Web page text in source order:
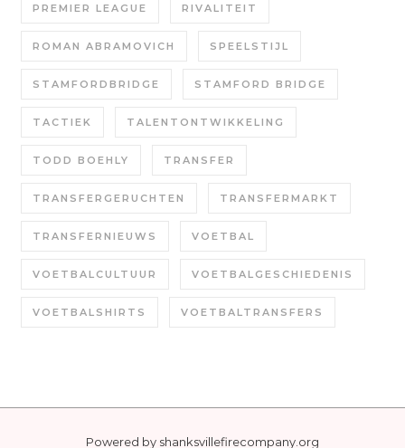
PREMIER LEAGUE RIVALITEIT
ROMAN ABRAMOVICH SPEELSTIJL
STAMFORDBRIDGE STAMFORD BRIDGE
TACTIEK TALENTONTWIKKELING
TODD BOEHLY TRANSFER
TRANSFERGERUCHTEN TRANSFERMARKT
TRANSFERNIEUWS VOETBAL
VOETBALCULTUUR VOETBALGESCHIEDENIS
VOETBALSHIRTS VOETBALTRANSFERS
Powered by shanksvillefirecompany.org